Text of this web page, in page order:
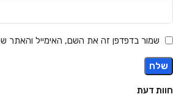
חוות דעת
שמור בדפדפן זה את השם, האימייל והאתר